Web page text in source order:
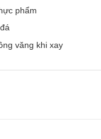
phẩm
văng khi xay